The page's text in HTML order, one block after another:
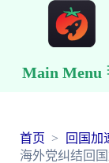
Main Menu
首页
回国加
海外党纠结回